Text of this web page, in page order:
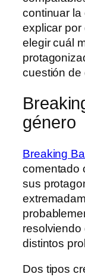
continuar la
explicar por
elegir cuál
cuestión de
género
Breaking
comentado
sus
resolviendo
distintos
Dos tipos